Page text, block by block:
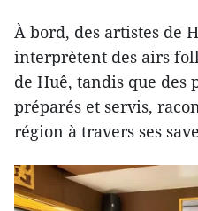
À bord, des artistes de
interprètent des airs
de Huê, tandis que des
préparés et servis,
région à travers ses